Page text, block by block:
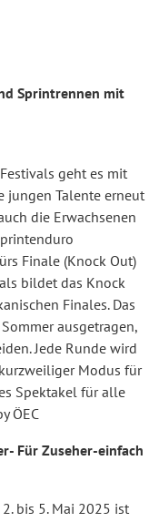
Sprintrennen mit
geht es mit
jungen Talente erneut
die Erwachsenen
Finale (Knock Out)
bildet das Knock
Finales. Das
ausgetragen,
Jede Runde wird
Modus für
Spektakel für alle
ÖEC
Für Zuseher-einfach
2. bis 5. Mai 2025 ist